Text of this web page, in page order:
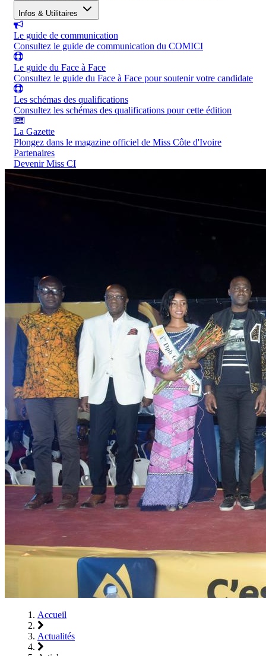
Infos & Utilitaires
Le guide de communication
Consultez le guide de communication du COMICI
Le guide du Face à Face
Consultez le guide du Face à Face pour soutenir votre candidate
Les schémas des qualifications
Consultez les schémas des qualifications pour cette édition
La Gazette
Plongez dans le magazine officiel de Miss Côte d'Ivoire
Partenaires
Devenir Miss CI
Accueil
Actualités